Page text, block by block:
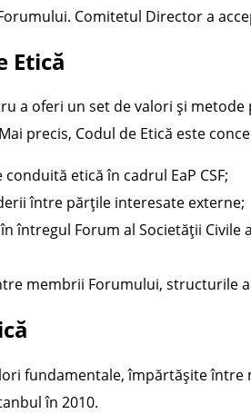
Comitetul Director a
Etică
a oferi un set de valori și
precis, Codul de Etică este
etică în cadrul EaP CSF;
între părțile interesate externe;
întregul Forum al Societății
membrii Forumului, structurile
fundamentale, împărtășite
în 2010.